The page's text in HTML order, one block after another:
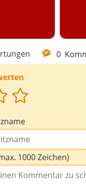
0
1000 Zeichen)